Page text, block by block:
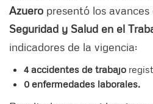
Azuero presentó los avances
Seguridad y Salud en el
indicadores de la vigencia:
4 accidentes de trabajo
0 enfermedades laborales.